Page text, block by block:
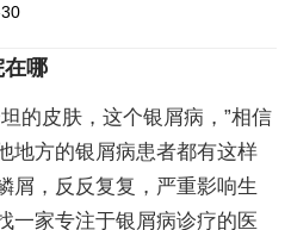
在哪
的皮肤，这个银屑病，”相信
地方的银屑病患者都有这样
屑，反反复复，严重影响生
一家专注于银屑病诊疗的医